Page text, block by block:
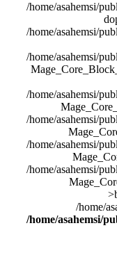
/home/asahemsi/
/home/asahemsi/
/home/asahemsi/
/home/asahemsi/
/home/asahemsi/
/home/asahemsi/
/home/asahemsi/
/home/
/home/asahemsi/